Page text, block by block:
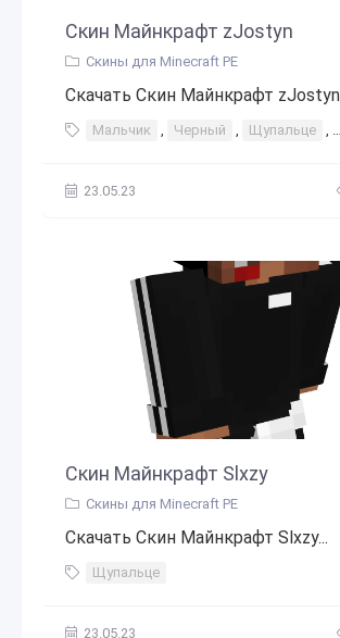
Скин Майнкрафт zJostyn
Скины для Minecraft PE
Скачать Скин Майнкрафт
Мальчик , Черный , Щупальце ,
23.05.23
Скин Майнкрафт Slxzy
Скины для Minecraft PE
Скачать Скин Майнкрафт Slxzy...
Щупальце
23.05.23